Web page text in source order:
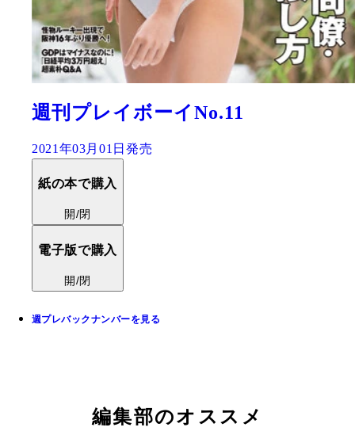
週刊プレイボーイNo.11
2021年03月01日発売
紙の本で購入
開/閉
電子版で購入
開/閉
週プレバックナンバーを見る
編集部のオススメ